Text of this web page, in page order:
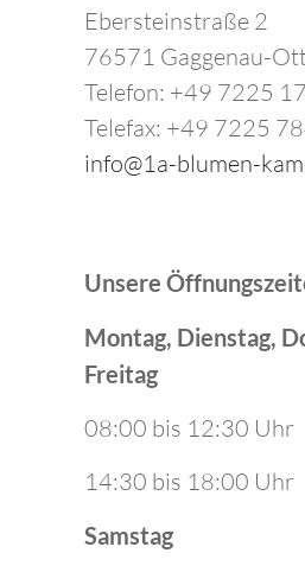
Ebersteinstraße 2
76571 Gaggenau-
Telefon: +49 7225
Telefax: +49 7225
info@1a-blumen-
Unsere
Montag, Dienstag,
Freitag
08:00 bis 12:30 Uhr
14:30 bis 18:00 Uhr
Samstag